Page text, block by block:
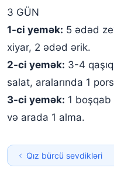
3 GÜN
1-ci yemək: 5 ədəd
xiyar, 2 ədəd ərik.
2-ci yemək: 3-4
salat, aralarında 1
3-ci yemək: 1
və arada 1 alma.
Qız bürcü sevdikləri